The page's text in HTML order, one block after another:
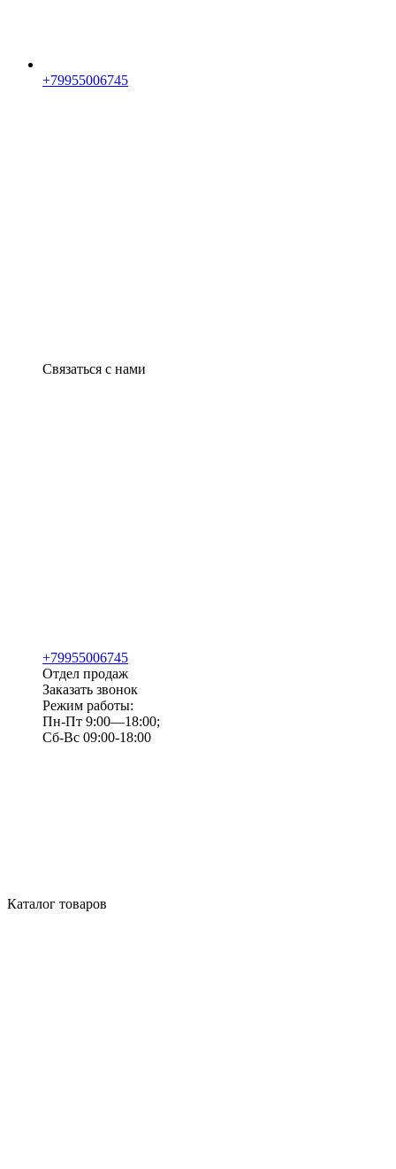
+79955006745
Связаться с нами
+79955006745
Отдел продаж
Заказать звонок
Режим работы:
Пн-Пт 9:00—18:00;
Сб-Вс 09:00-18:00
Каталог товаров